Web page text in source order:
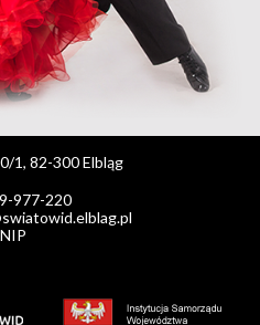
1, 82-300 Elbląg
977-220
NIP